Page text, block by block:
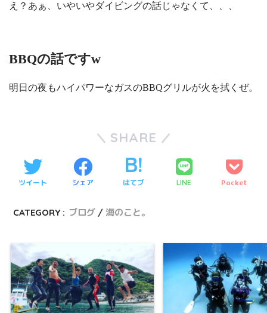
え？あぁ、いやいやダイビングの話じゃなくて、、、
BBQの話ですw
明日の夜もハイパワーなガスのBBQグリルが火を拭くぜ。
SHARE
ツイート シェア はてブ LINE Pocket
CATEGORY : ブログ 海のこと。